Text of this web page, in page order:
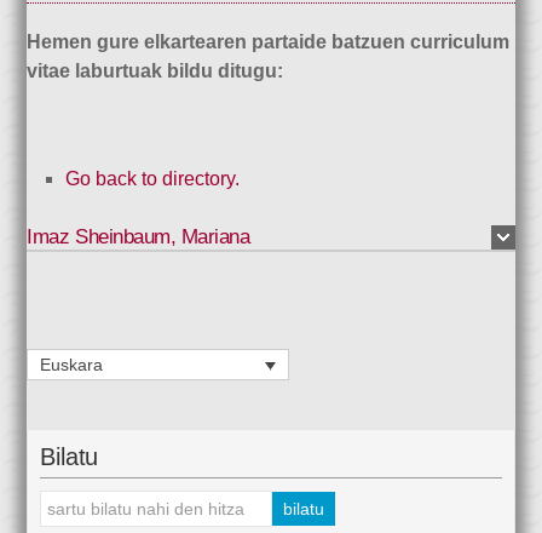
Hemen gure elkartearen partaide batzuen curriculum
vitae laburtuak bildu ditugu:
Go back to directory.
Imaz Sheinbaum, Mariana
Euskara
Bilatu